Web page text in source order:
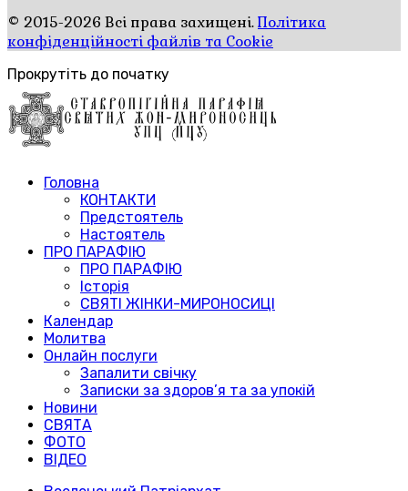
© 2015-2026 Всі права захищені.Політика
конфіденційності файлів та Cookie
Прокрутіть до початку
Головна
КОНТАКТИ
Предстоятель
Настоятель
ПРО ПАРАФІЮ
ПРО ПАРАФІЮ
Історія
СВЯТІ ЖІНКИ-МИРОНОСИЦІ
Календар
Молитва
Онлайн послуги
Запалити свічку
Записки за здоров’я та за упокій
Новини
СВЯТА
ФОТО
ВІДЕО